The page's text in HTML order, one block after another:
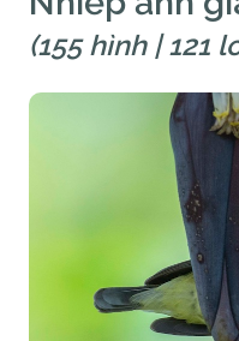
(155 hình | 121